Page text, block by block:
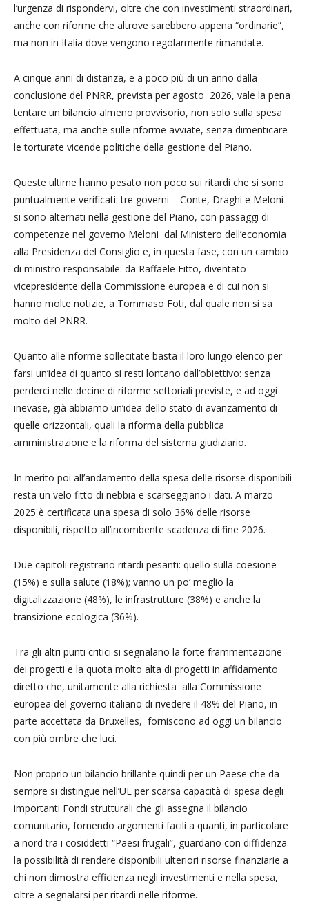
l’urgenza di rispondervi, oltre che con investimenti straordinari,
anche con riforme che altrove sarebbero appena “ordinarie”,
ma non in Italia dove vengono regolarmente rimandate.
A cinque anni di distanza, e a poco più di un anno dalla
conclusione del PNRR, prevista per agosto 2026, vale la pena
tentare un bilancio almeno provvisorio, non solo sulla spesa
effettuata, ma anche sulle riforme avviate, senza dimenticare
le torturate vicende politiche della gestione del Piano.
Queste ultime hanno pesato non poco sui ritardi che si sono
puntualmente verificati: tre governi – Conte, Draghi e Meloni –
si sono alternati nella gestione del Piano, con passaggi di
competenze nel governo Meloni dal Ministero dell’economia
alla Presidenza del Consiglio e, in questa fase, con un cambio
di ministro responsabile: da Raffaele Fitto, diventato
vicepresidente della Commissione europea e di cui non si
hanno molte notizie, a Tommaso Foti, dal quale non si sa
molto del PNRR.
Quanto alle riforme sollecitate basta il loro lungo elenco per
farsi un’idea di quanto si resti lontano dall’obiettivo: senza
perderci nelle decine di riforme settoriali previste, e ad oggi
inevase, già abbiamo un’idea dello stato di avanzamento di
quelle orizzontali, quali la riforma della pubblica
amministrazione e la riforma del sistema giudiziario.
In merito poi all’andamento della spesa delle risorse disponibili
resta un velo fitto di nebbia e scarseggiano i dati. A marzo
2025 è certificata una spesa di solo 36% delle risorse
disponibili, rispetto all’incombente scadenza di fine 2026.
Due capitoli registrano ritardi pesanti: quello sulla coesione
(15%) e sulla salute (18%); vanno un po’ meglio la
digitalizzazione (48%), le infrastrutture (38%) e anche la
transizione ecologica (36%).
Tra gli altri punti critici si segnalano la forte frammentazione
dei progetti e la quota molto alta di progetti in affidamento
diretto che, unitamente alla richiesta alla Commissione
europea del governo italiano di rivedere il 48% del Piano, in
parte accettata da Bruxelles, forniscono ad oggi un bilancio
con più ombre che luci.
Non proprio un bilancio brillante quindi per un Paese che da
sempre si distingue nell’UE per scarsa capacità di spesa degli
importanti Fondi strutturali che gli assegna il bilancio
comunitario, fornendo argomenti facili a quanti, in particolare
a nord tra i cosiddetti “Paesi frugali”, guardano con diffidenza
la possibilità di rendere disponibili ulteriori risorse finanziarie a
chi non dimostra efficienza negli investimenti e nella spesa,
oltre a segnalarsi per ritardi nelle riforme.